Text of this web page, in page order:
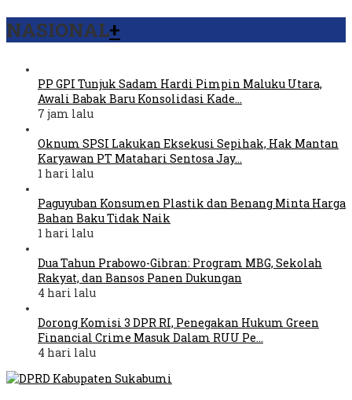
NASIONAL+
PP GPI Tunjuk Sadam Hardi Pimpin Maluku Utara,
Awali Babak Baru Konsolidasi Kade…
7 jam lalu
Oknum SPSI Lakukan Eksekusi Sepihak, Hak Mantan
Karyawan PT Matahari Sentosa Jay…
1 hari lalu
Paguyuban Konsumen Plastik dan Benang Minta Harga
Bahan Baku Tidak Naik
1 hari lalu
Dua Tahun Prabowo-Gibran: Program MBG, Sekolah
Rakyat, dan Bansos Panen Dukungan
4 hari lalu
Dorong Komisi 3 DPR RI, Penegakan Hukum Green
Financial Crime Masuk Dalam RUU Pe…
4 hari lalu